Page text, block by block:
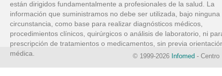
están dirigidos fundamentalmente a profesionales de la salud. La
información que suministramos no debe ser utilizada, bajo ninguna
circunstancia, como base para realizar diagnósticos médicos,
procedimientos clínicos, quirúrgicos o análisis de laboratorio, ni
prescripción de tratamientos o medicamentos, sin previa
médica.
© 1999-2026 Infomed - Centro